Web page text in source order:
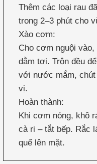
Thêm các loại rau
trong 2–3 phút cho
Xào cơm:
Cho cơm nguội vào,
dằm tơi. Trộn đều
với nước mắm, chút
vị.
Hoàn thành:
Khi cơm nóng, khô
cà ri – tắt bếp. Rắc
quế lên mặt.